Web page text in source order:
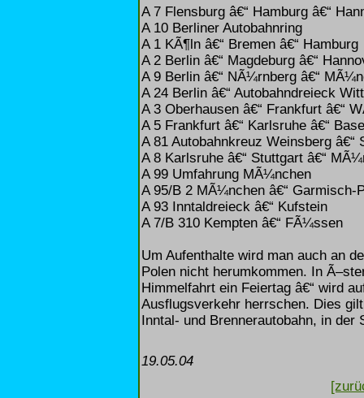
A 7 Flensburg â€“ Hamburg â€“
A 10 Berliner Autobahnring
A 1 KÃ¶ln â€“ Bremen â€“ Hamburg
A 2 Berlin â€“ Magdeburg â€“
A 9 Berlin â€“ NÃ¼rnberg â€“
A 24 Berlin â€“ Autobahndreieck
A 3 Oberhausen â€“ Frankfurt â€“
A 5 Frankfurt â€“ Karlsruhe â€“
A 81 Autobahnkreuz Weinsberg â€“
A 8 Karlsruhe â€“ Stuttgart â€“
A 99 Umfahrung MÃ¼nchen
A 95/B 2 MÃ¼nchen â€“ Garmisch-
A 93 Inntaldreieck â€“ Kufstein
A 7/B 310 Kempten â€“ FÃ¼ssen
Um Aufenthalte wird man auch an
Polen nicht herumkommen. In
Himmelfahrt ein Feiertag â€“ wird
Ausflugsverkehr herrschen. Dies
Inntal- und Brennerautobahn, in der
19.05.04